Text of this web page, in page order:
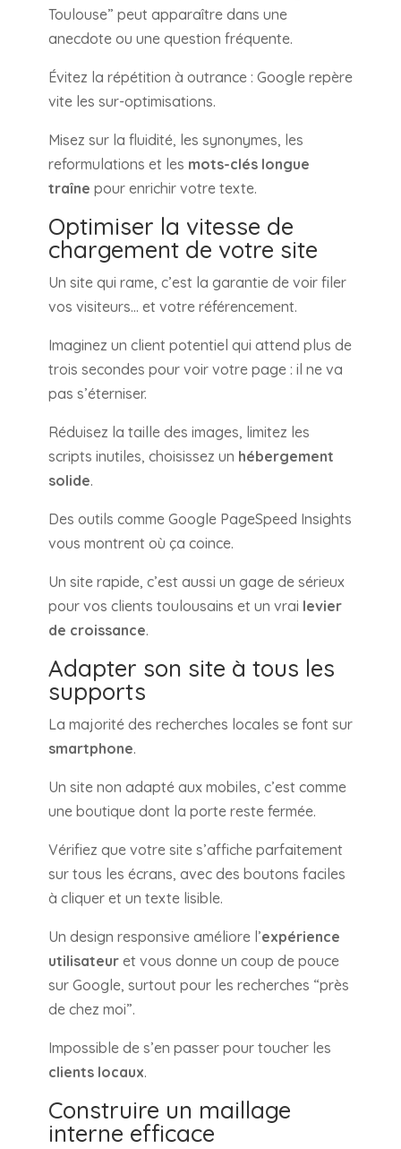
Toulouse” peut apparaître dans une
anecdote ou une question fréquente.
Évitez la répétition à outrance : Google repère
vite les sur-optimisations.
Misez sur la fluidité, les synonymes, les
reformulations et les mots-clés longue
traîne pour enrichir votre texte.
Optimiser la vitesse de
chargement de votre site
Un site qui rame, c’est la garantie de voir filer
vos visiteurs… et votre référencement.
Imaginez un client potentiel qui attend plus de
trois secondes pour voir votre page : il ne va
pas s’éterniser.
Réduisez la taille des images, limitez les
scripts inutiles, choisissez un hébergement
solide.
Des outils comme Google PageSpeed Insights
vous montrent où ça coince.
Un site rapide, c’est aussi un gage de sérieux
pour vos clients toulousains et un vrai levier
de croissance.
Adapter son site à tous les
supports
La majorité des recherches locales se font sur
smartphone.
Un site non adapté aux mobiles, c’est comme
une boutique dont la porte reste fermée.
Vérifiez que votre site s’affiche parfaitement
sur tous les écrans, avec des boutons faciles
à cliquer et un texte lisible.
Un design responsive améliore l’expérience
utilisateuret vous donne un coup de pouce
sur Google, surtout pour les recherches “près
de chez moi”.
Impossible de s’en passer pour toucher les
clients locaux.
Construire un maillage
interne efficace